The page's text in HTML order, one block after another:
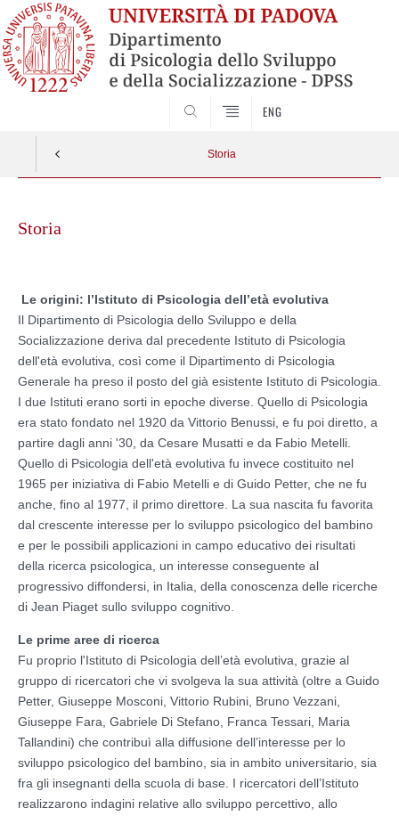
ENG
Storia
contentStoria
Le origini: l’Istituto di Psicologia dell’età evolutiva
Il Dipartimento di Psicologia dello Sviluppo e della
Socializzazione deriva dal precedente Istituto di Psicologia
dell'età evolutiva, così come il Dipartimento di Psicologia
Generale ha preso il posto del già esistente Istituto di Psicologia.
I due Istituti erano sorti in epoche diverse. Quello di Psicologia
era stato fondato nel 1920 da Vittorio Benussi, e fu poi diretto, a
partire dagli anni '30, da Cesare Musatti e da Fabio Metelli.
Quello di Psicologia dell'età evolutiva fu invece costituito nel
1965 per iniziativa di Fabio Metelli e di Guido Petter, che ne fu
anche, fino al 1977, il primo direttore. La sua nascita fu favorita
dal crescente interesse per lo sviluppo psicologico del bambino
e per le possibili applicazioni in campo educativo dei risultati
della ricerca psicologica, un interesse conseguente al
progressivo diffondersi, in Italia, della conoscenza delle ricerche
di Jean Piaget sullo sviluppo cognitivo.
Le prime aree di ricerca
Fu proprio l'Istituto di Psicologia dell’età evolutiva, grazie al
gruppo di ricercatori che vi svolgeva la sua attività (oltre a Guido
Petter, Giuseppe Mosconi, Vittorio Rubini, Bruno Vezzani,
Giuseppe Fara, Gabriele Di Stefano, Franca Tessari, Maria
Tallandini) che contribuì alla diffusione dell’interesse per lo
sviluppo psicologico del bambino, sia in ambito universitario, sia
fra gli insegnanti della scuola di base. I ricercatori dell’Istituto
realizzarono indagini relative allo sviluppo percettivo, allo